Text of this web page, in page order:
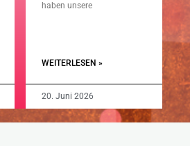
haben unsere
WEITERLESEN »
20. Juni 2026